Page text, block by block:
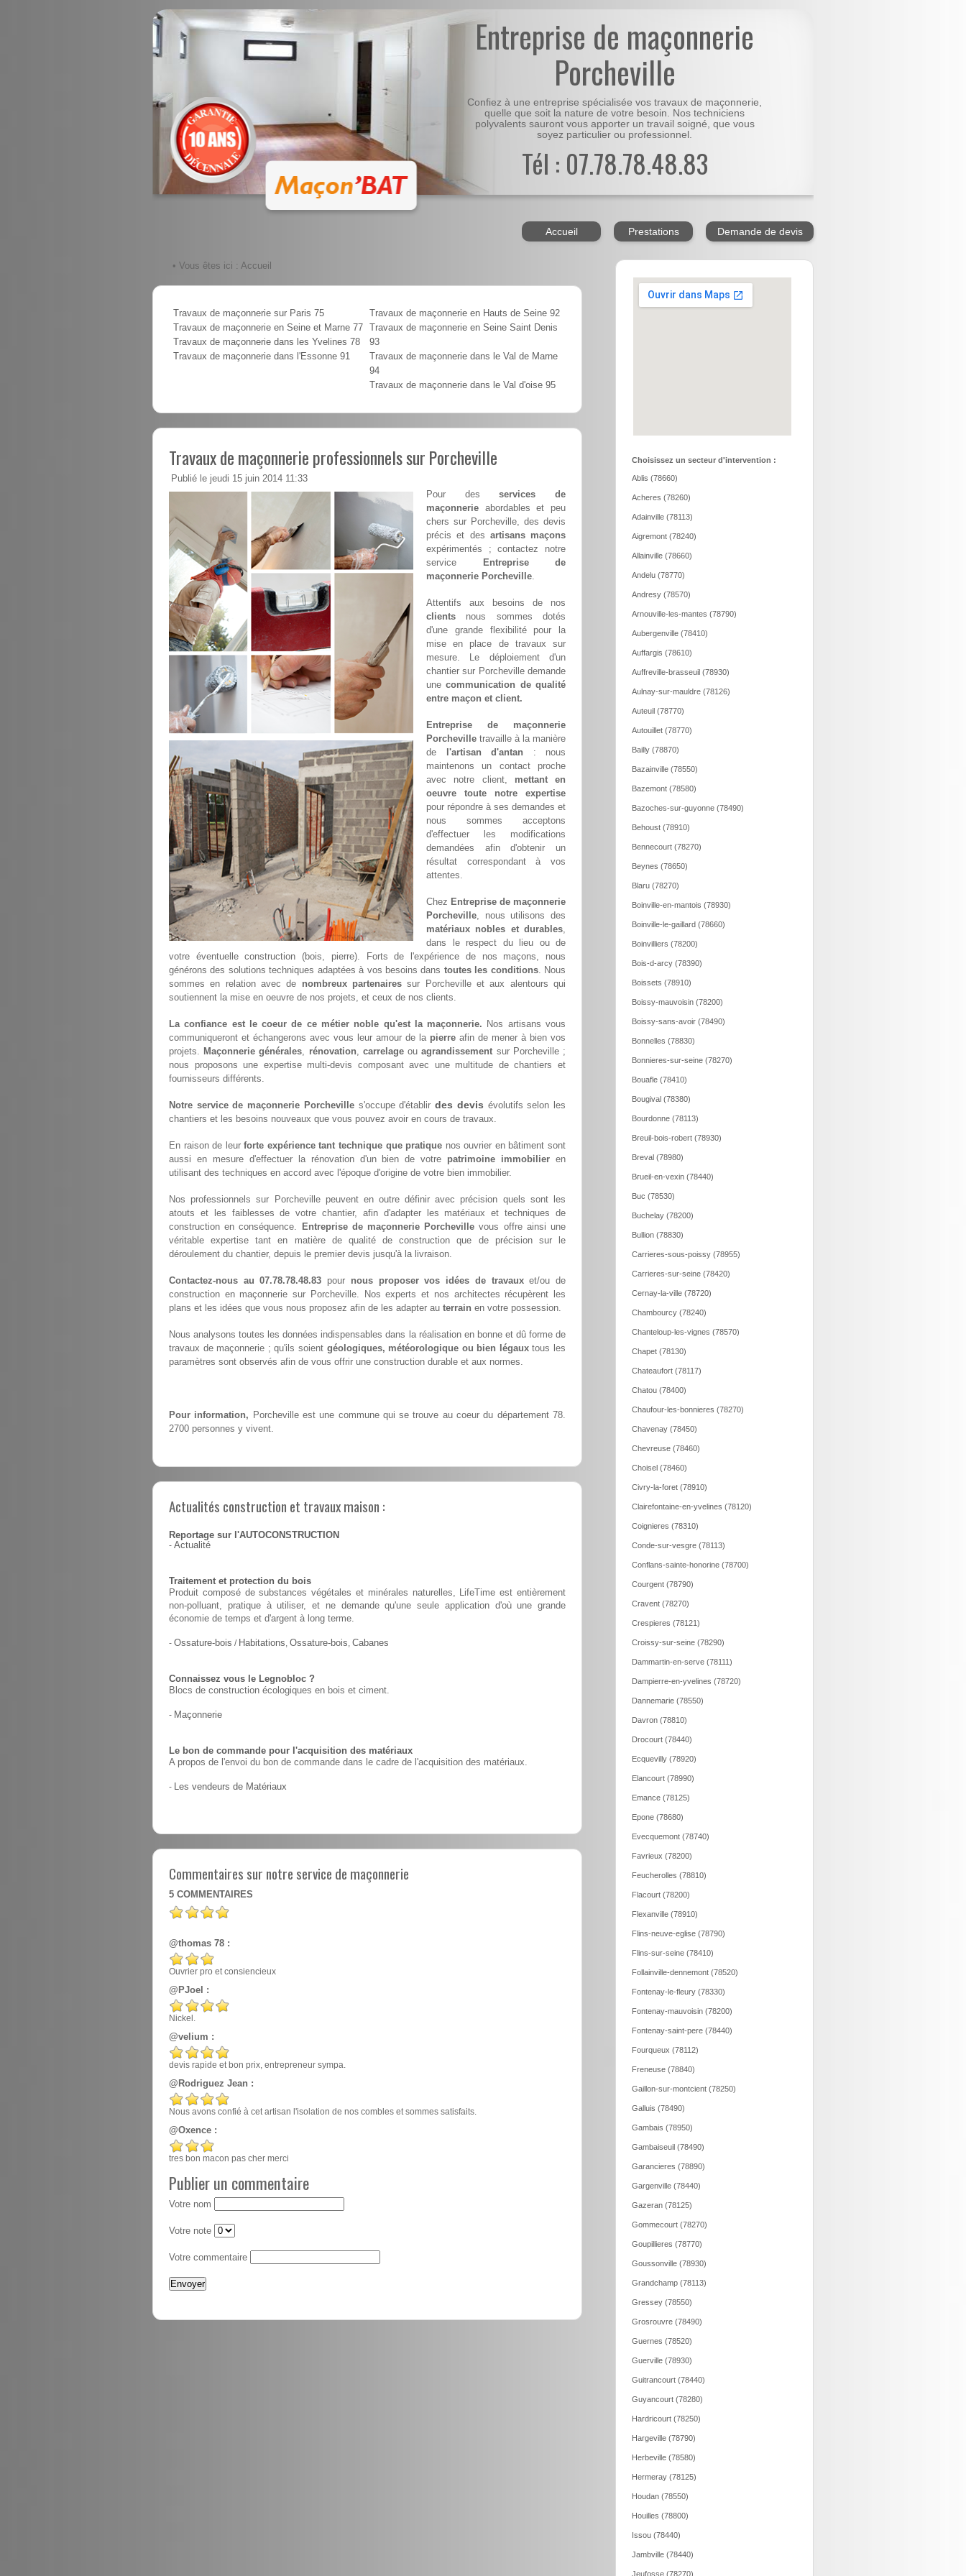
Entreprise de maçonnerie
Porcheville
Confiez à une entreprise spécialisée vos travaux de maçonnerie,
quelle que soit la nature de votre besoin. Nos techniciens
polyvalents sauront vous apporter un travail soigné, que vous
soyez particulier ou professionnel.
Tél : 07.78.78.48.83
Accueil Prestations Demande de devis
• Vous êtes ici : Accueil
Travaux de maçonnerie sur Paris 75
Travaux de maçonnerie en Seine et Marne 77
Travaux de maçonnerie dans les Yvelines 78
Travaux de maçonnerie dans l'Essonne 91
Travaux de maçonnerie en Hauts de Seine 92
Travaux de maçonnerie en Seine Saint Denis
93
Travaux de maçonnerie dans le Val de Marne
94
Travaux de maçonnerie dans le Val d'oise 95
Travaux de maçonnerie professionnels sur Porcheville
Publié le jeudi 15 juin 2014 11:33
Pour desservices de
maçonnerie abordables et peu
chers sur Porcheville, des devis
précis et des artisans maçons
expérimentés ; contactez notre
service
Entreprise de
maçonnerie Porcheville.
Attentifs aux besoins de nos
clients nous sommes dotés
d'une grande flexibilité pour la
mise en place de travaux sur
mesure. Le déploiement d'un
chantier sur Porcheville demande
unecommunication de qualité
entre maçon et client.
Entreprise de maçonnerie
Porcheville travaille à la manière
de
l'artisan d'antan : nous
maintenons un contact proche
avec notre client, mettant en
oeuvre toute notre expertise
pour répondre à ses demandes et
nous sommes acceptons
d'effectuer les modifications
demandées afin d'obtenir un
résultat correspondant à vos
attentes.
Chez Entreprise de maçonnerie
Porcheville, nous utilisons des
matériaux nobles et durables,
dans le respect du lieu ou de
votre éventuelle construction (bois, pierre). Forts de l'expérience de nos maçons, nous
générons des solutions techniques adaptées à vos besoins dans toutes les conditions. Nous
sommes en relation avec de nombreux partenaires sur Porcheville et aux alentours qui
soutiennent la mise en oeuvre de nos projets, et ceux de nos clients.
La confiance est le coeur de ce métier noble qu'est la maçonnerie. Nos artisans vous
communiqueront et échangerons avec vous leur amour de la pierre afin de mener à bien vos
projets. Maçonnerie générales, rénovation, carrelageouagrandissement sur Porcheville ;
nous proposons une expertise multi-devis composant avec une multitude de chantiers et
fournisseurs différents.
Notre service de maçonnerie Porchevilles'occupe d'établirdes devis évolutifs selon les
chantiers et les besoins nouveaux que vous pouvez avoir en cours de travaux.
En raison de leurforte expérience tant technique que pratique nos ouvrier en bâtiment sont
aussi en mesure d'effectuer la rénovation d'un bien de votre patrimoine immobilier en
utilisant des techniques en accord avec l'époque d'origine de votre bien immobilier.
Nos professionnels sur Porcheville peuvent en outre définir avec précision quels sont les
atouts et les faiblesses de votre chantier, afin d'adapter les matériaux et techniques de
construction en conséquence.
Entreprise de maçonnerie Porcheville vous offre ainsi une
véritable expertise tant en matière de qualité de construction que de précision sur le
déroulement du chantier, depuis le premier devis jusqu'à la livraison.
Contactez-nous au 07.78.78.48.83 pour nous proposer vos idées de travauxet/ou de
construction en maçonnerie sur Porcheville. Nos experts et nos architectes récupèrent les
plans et les idées que vous nous proposez afin de les adapter au terrain en votre possession.
Nous analysons toutes les données indispensables dans la réalisation en bonne et dû forme de
travaux de maçonnerie ; qu'ils soient géologiques, météorologique ou bien légauxtous les
paramètres sont observés afin de vous offrir une construction durable et aux normes.
Pour information, Porcheville est une commune qui se trouve au coeur du département 78.
2700 personnes y vivent.
Actualités construction et travaux maison :
Reportage sur l'AUTOCONSTRUCTION
- Actualité
Traitement et protection du bois
Produit composé de substances végétales et minérales naturelles, LifeTime est entièrement
non-polluant, pratique à utiliser, et ne demande qu'une seule application d'où une grande
économie de temps et d'argent à long terme.
- Ossature-bois / Habitations, Ossature-bois, Cabanes
Connaissez vous le Legnobloc ?
Blocs de construction écologiques en bois et ciment.
- Maçonnerie
Le bon de commande pour l'acquisition des matériaux
A propos de l'envoi du bon de commande dans le cadre de l'acquisition des matériaux.
- Les vendeurs de Matériaux
Commentaires sur notre service de maçonnerie
5 COMMENTAIRES
@thomas 78 :
Ouvrier pro et consiencieux
@PJoel :
Nickel.
@velium :
devis rapide et bon prix, entrepreneur sympa.
@Rodriguez Jean :
Nous avons confié à cet artisan l'isolation de nos combles et sommes satisfaits.
@Oxence :
tres bon macon pas cher merci
Publier un commentaire
Votre nom
Votre note
Votre commentaire
Choisissez un secteur d'intervention :
Ablis (78660)
Acheres (78260)
Adainville (78113)
Aigremont (78240)
Allainville (78660)
Andelu (78770)
Andresy (78570)
Arnouville-les-mantes (78790)
Aubergenville (78410)
Auffargis (78610)
Auffreville-brasseuil (78930)
Aulnay-sur-mauldre (78126)
Auteuil (78770)
Autouillet (78770)
Bailly (78870)
Bazainville (78550)
Bazemont (78580)
Bazoches-sur-guyonne (78490)
Behoust (78910)
Bennecourt (78270)
Beynes (78650)
Blaru (78270)
Boinville-en-mantois (78930)
Boinville-le-gaillard (78660)
Boinvilliers (78200)
Bois-d-arcy (78390)
Boissets (78910)
Boissy-mauvoisin (78200)
Boissy-sans-avoir (78490)
Bonnelles (78830)
Bonnieres-sur-seine (78270)
Bouafle (78410)
Bougival (78380)
Bourdonne (78113)
Breuil-bois-robert (78930)
Breval (78980)
Brueil-en-vexin (78440)
Buc (78530)
Buchelay (78200)
Bullion (78830)
Carrieres-sous-poissy (78955)
Carrieres-sur-seine (78420)
Cernay-la-ville (78720)
Chambourcy (78240)
Chanteloup-les-vignes (78570)
Chapet (78130)
Chateaufort (78117)
Chatou (78400)
Chaufour-les-bonnieres (78270)
Chavenay (78450)
Chevreuse (78460)
Choisel (78460)
Civry-la-foret (78910)
Clairefontaine-en-yvelines (78120)
Coignieres (78310)
Conde-sur-vesgre (78113)
Conflans-sainte-honorine (78700)
Courgent (78790)
Cravent (78270)
Crespieres (78121)
Croissy-sur-seine (78290)
Dammartin-en-serve (78111)
Dampierre-en-yvelines (78720)
Dannemarie (78550)
Davron (78810)
Drocourt (78440)
Ecquevilly (78920)
Elancourt (78990)
Emance (78125)
Epone (78680)
Evecquemont (78740)
Favrieux (78200)
Feucherolles (78810)
Flacourt (78200)
Flexanville (78910)
Flins-neuve-eglise (78790)
Flins-sur-seine (78410)
Follainville-dennemont (78520)
Fontenay-le-fleury (78330)
Fontenay-mauvoisin (78200)
Fontenay-saint-pere (78440)
Fourqueux (78112)
Freneuse (78840)
Gaillon-sur-montcient (78250)
Galluis (78490)
Gambais (78950)
Gambaiseuil (78490)
Garancieres (78890)
Gargenville (78440)
Gazeran (78125)
Gommecourt (78270)
Goupillieres (78770)
Goussonville (78930)
Grandchamp (78113)
Gressey (78550)
Grosrouvre (78490)
Guernes (78520)
Guerville (78930)
Guitrancourt (78440)
Guyancourt (78280)
Hardricourt (78250)
Hargeville (78790)
Herbeville (78580)
Hermeray (78125)
Houdan (78550)
Houilles (78800)
Issou (78440)
Jambville (78440)
Jeufosse (78270)